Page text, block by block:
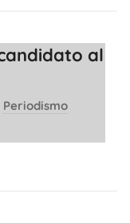
al
Periodismo